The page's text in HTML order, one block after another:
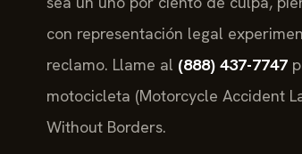
con representación legal
reclamo. Llame al (888) 437-7747
motocicleta (Motorcycle Accident
Without Borders.